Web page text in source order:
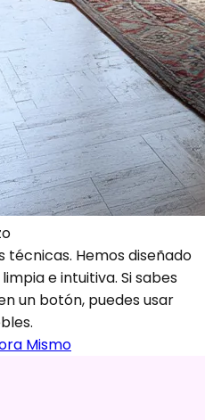
técnicas. Hemos diseñado
e intuitiva. Si sabes
un botón, puedes usar
Mismo